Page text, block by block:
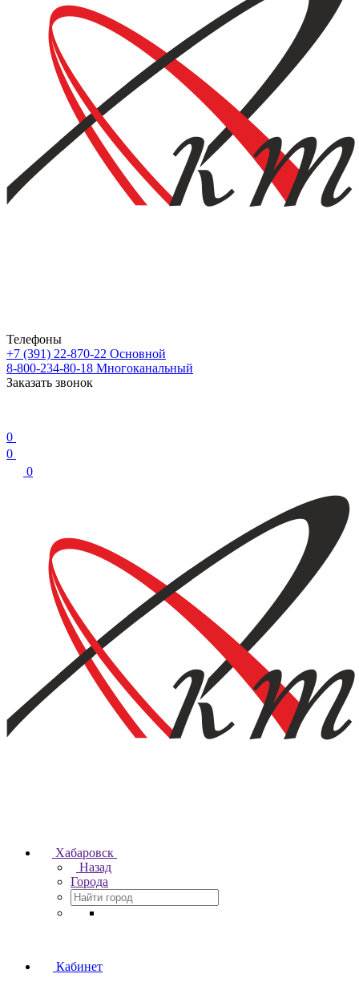
Телефоны
+7 (391) 22-870-22 Основной
8-800-234-80-18 Многоканальный
Заказать звонок
0
0
0
Хабаровск
Назад
Города
Кабинет